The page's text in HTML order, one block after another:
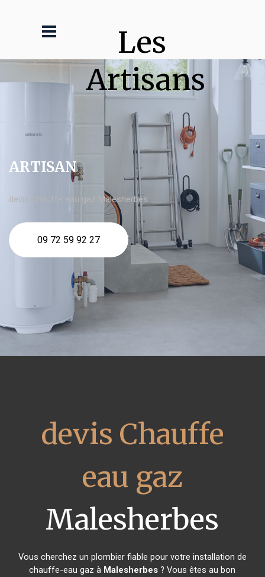
Les
Artisans
ARTISAN
devis Chauffe eau gaz Malesherbes
09 72 59 92 27
devis Chauffe
eau gaz
Malesherbes
Vous cherchez un plombier fiable pour votre installation de
chauffe-eau gaz à Malesherbes ? Vous êtes au bon